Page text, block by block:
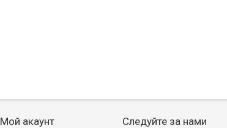
Мой акаунт Следуйте за нами